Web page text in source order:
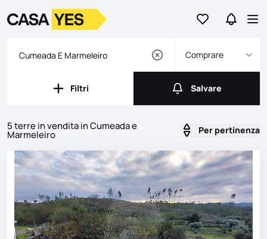
Vai ai preferiti
Vai a
LogoVai alla homepage
Comprare
Filtri
Filtri Salvare
Salvare
5 terre in vendita in Cumeada e
Marmeleiro Per pertinenza
Annunci
Elenco delle inserzioni